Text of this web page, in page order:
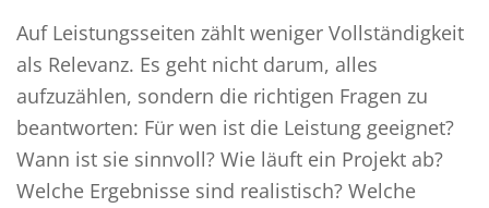
Auf Leistungsseiten zählt weniger Vollständigkeit
als Relevanz. Es geht nicht darum, alles
aufzuzählen, sondern die richtigen Fragen zu
beantworten: Für wen ist die Leistung geeignet?
Wann ist sie sinnvoll? Wie läuft ein Projekt ab?
Welche Ergebnisse sind realistisch? Welche